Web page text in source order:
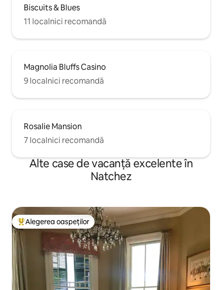
Biscuits & Blues
11 localnici recomandă
Magnolia Bluffs Casino
9 localnici recomandă
Rosalie Mansion
7 localnici recomandă
Alte case de vacanță excelente în
Natchez
Locuință din topul categoriei Alegerea oaspeților
Alegerea oaspeților